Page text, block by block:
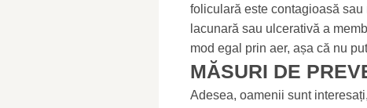
foliculară este contagioasă
lacunară sau ulcerativă a
mod egal prin aer, așa că nu
MĂSURI DE
Adesea, oamenii sunt